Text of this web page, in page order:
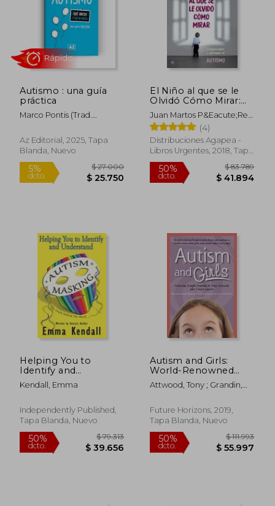
50% 4%
dcto.
Autismo : una guía
práctica
Marco Pontis (trad.
Carbajal)
Az Editorial, 2025, Tapa
Blanda, Nuevo
5%
dcto.
Rápido
El Niño al que se le
Olvidó Cómo Mirar:
Comprender y
Afrontar el Autismo
Juan Martos P&Eacute;Rez;
Mar&Iacute;A Llorente
Com&Iacute;
(4)
Distribuciones Agapea -
Libros Urgentes, 2018, Tapa
Blanda, Nuevo
50%
dcto. $
Helping You to
Identify and
Understand Autism
Masking: The Truth
Inglés)
Kendall, Emma
Independently Published,
Tapa Blanda, Nuevo
Autism and Girls:
World-Renowned
Experts Join Those
With Autism
Issues That Girls and
Women Face Every
and Revised Edition
(en Inglés)
Attwood, Tony ; Grandin,
Catherine
Future Horizons, 2019,
Tapa Blanda, Nuevo